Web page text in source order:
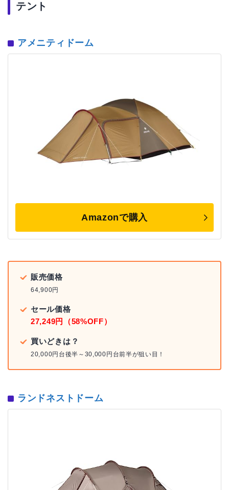
テント
アメニティドーム
Amazonで購入
販売価格
64,900円
セール価格
27,249円（58%OFF）
買いどきは？
20,000円台後半～30,000円台前半が狙い目！
ランドネストドーム